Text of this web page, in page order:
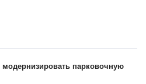
модернизировать парковочную